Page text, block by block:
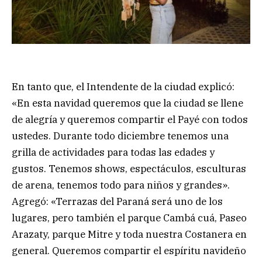
En tanto que, el Intendente de la ciudad explicó:
«En esta navidad queremos que la ciudad se llene
de alegría y queremos compartir el Payé con todos
ustedes. Durante todo diciembre tenemos una
grilla de actividades para todas las edades y
gustos. Tenemos shows, espectáculos, esculturas
de arena, tenemos todo para niños y grandes».
Agregó: «Terrazas del Paraná será uno de los
lugares, pero también el parque Cambá cuá, Paseo
Arazaty, parque Mitre y toda nuestra Costanera en
general. Queremos compartir el espíritu navideño